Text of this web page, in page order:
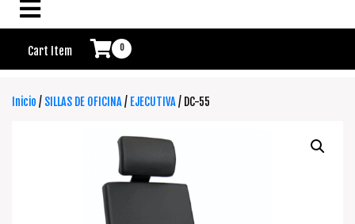
Cart Item 0
Inicio / SILLAS DE OFICINA/ EJECUTIVA/ DC-55